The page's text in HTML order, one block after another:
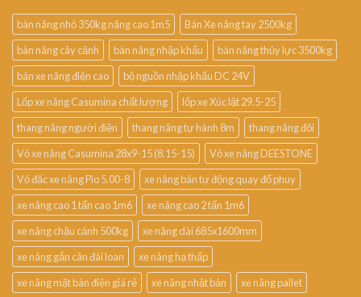
bàn nâng nhỏ 350kg nâng cao 1m5
Bán Xe nâng tay 2500kg
bàn nâng cây cảnh
bàn nâng nhập khẩu
bàn nâng thủy lực 3500kg
bán xe nâng điện cao
bộ nguồn nhập khẩu DC 24V
Lốp xe nâng Casumina chất lượng
lốp xe Xúc lật 29.5-25
thang nâng người điện
thang nâng tự hành 8m
thang nâng đôi
Vỏ xe nâng Casumina 28x9-15 (8.15-15)
Vỏ xe nâng DEESTONE
Vỏ đặc xe nâng Pio 5.00-8
xe nâng bán tự động quay đổ phuy
xe nâng cao 1 tấn cao 1m6
xe nâng cao 2 tấn 1m6
xe nâng chậu cảnh 500kg
xe nâng dài 685x1600mm
xe nâng gắn cân đài loan
xe nâng hạ thấp
xe nâng mặt bàn điện giá rẻ
xe nâng nhật bản
xe nâng pallet